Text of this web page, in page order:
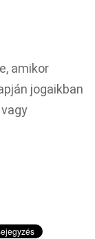
amikor
jogaikban